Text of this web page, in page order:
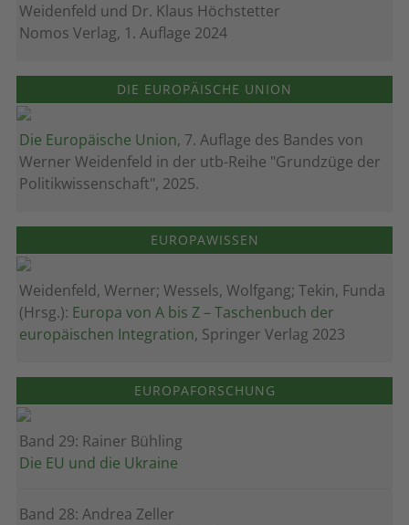
Weidenfeld und Dr. Klaus Höchstetter
Nomos Verlag, 1. Auflage 2024
DIE EUROPÄISCHE UNION
Die Europäische Union, 7. Auflage des Bandes von
Werner Weidenfeld in der utb-Reihe "Grundzüge der
Politikwissenschaft", 2025.
EUROPAWISSEN
Weidenfeld, Werner; Wessels, Wolfgang; Tekin, Funda
(Hrsg.): Europa von A bis Z – Taschenbuch der
europäischen Integration, Springer Verlag 2023
EUROPAFORSCHUNG
Band 29: Rainer Bühling
Die EU und die Ukraine
Band 28: Andrea Zeller